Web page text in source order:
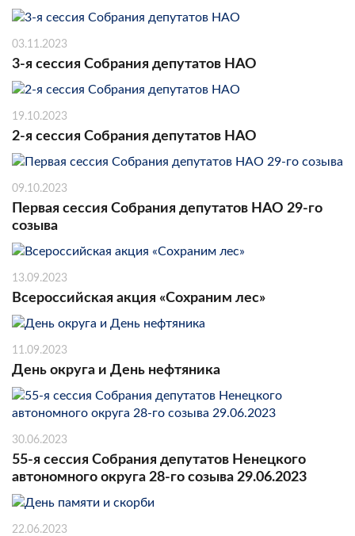
03.11.2023
3-я сессия Собрания депутатов НАО
19.10.2023
2-я сессия Собрания депутатов НАО
09.10.2023
Первая сессия Собрания депутатов НАО 29-го
созыва
13.09.2023
Всероссийская акция «Сохраним лес»
11.09.2023
День округа и День нефтяника
30.06.2023
55-я сессия Собрания депутатов Ненецкого
автономного округа 28-го созыва 29.06.2023
22.06.2023